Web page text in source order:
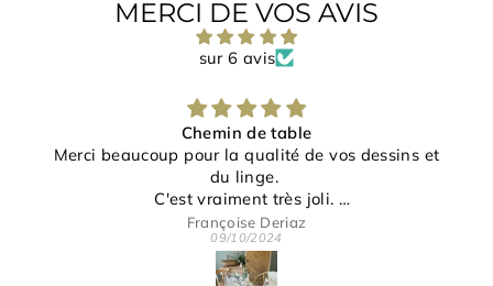
MERCI DE VOS AVIS
sur 6 avis
Chemin de table
Merci beaucoup pour la qualité de vos dessins et
du linge.
C'est vraiment très joli.
Merci pour votre gentillesse et disponibilité.
Françoise Deriaz
09/10/2024